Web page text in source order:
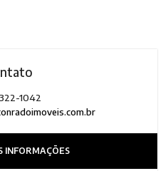
1042
INFORMAÇÕES